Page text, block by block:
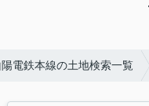
電鉄本線の土地検索一覧